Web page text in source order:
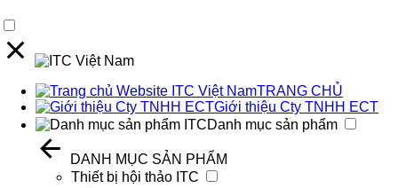
TRANG CHỦ
Giới thiệu Cty TNHH ECT
Danh mục sản phẩm
DANH MỤC SẢN PHẨM
Thiết bị hội thảo ITC